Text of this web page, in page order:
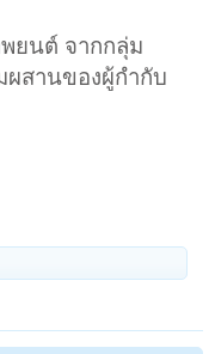
ยนต์ จากกลุ่ม
ผสานของผู้กำกับ